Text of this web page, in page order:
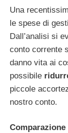
Una
le spese di
Dall’analisi si
conto corrente
danno vita ai
possibile
piccole
nostro conto.